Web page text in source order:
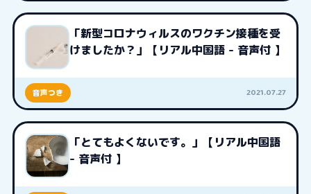
「新型コロナウィルスのワクチン接種を受
けましたか？」【リアル中国語 - 音声付 】
音声つき 2021.07.27
「とてもよくないです。」【リアル中国語
- 音声付 】